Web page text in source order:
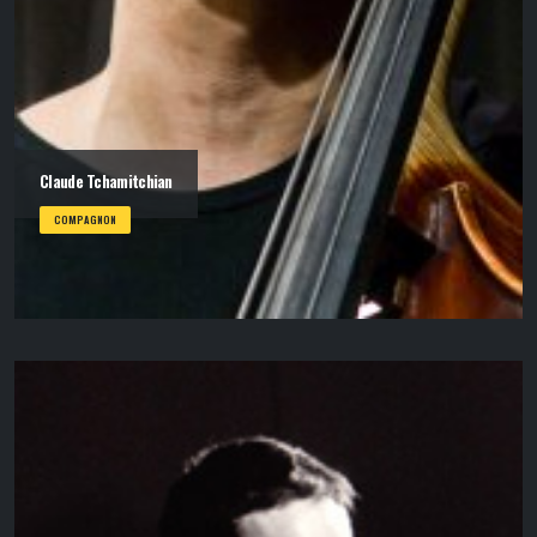
Claude Tchamitchian
COMPAGNON